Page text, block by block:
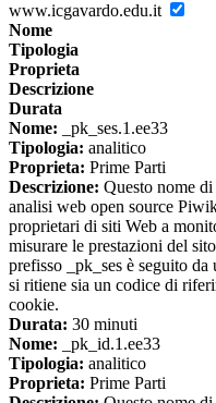
www.icgavardo.edu.it
Nome
Tipologia
Proprieta
Descrizione
Durata
Nome: _pk_ses.1.ee33
Tipologia: analitico
Proprieta: Prime Parti
Descrizione: Questo nome
analisi web open source
proprietari di siti Web a
misurare le prestazioni del
prefisso _pk_ses è seguito
si ritiene sia un codice di
cookie.
Durata: 30 minuti
Nome: _pk_id.1.ee33
Tipologia: analitico
Proprieta: Prime Parti